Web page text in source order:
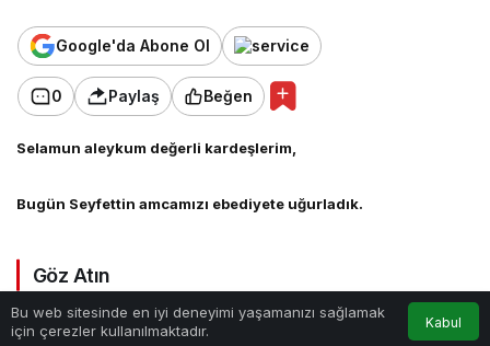
Google'da Abone Ol
0 Paylaş Beğen
Selamun aleykum değerli kardeşlerim,
Bugün Seyfettin amcamızı ebediyete uğurladık.
Göz Atın
Bu web sitesinde en iyi deneyimi yaşamanızı sağlamak
için çerezler kullanılmaktadır.
Kabul
Anasayfa Hesabım